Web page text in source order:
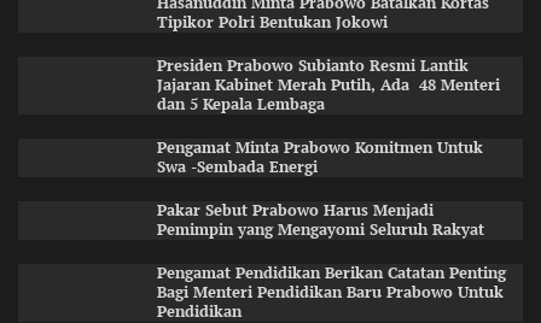
Tipikor Polri Bentukan Jokowi
Presiden Prabowo Subianto Resmi Lantik
Jajaran Kabinet Merah Putih, Ada 48 Menteri
dan 5 Kepala Lembaga
Pengamat Minta Prabowo Komitmen Untuk
Swa -Sembada Energi
Pakar Sebut Prabowo Harus Menjadi
Pemimpin yang Mengayomi Seluruh Rakyat
Pengamat Pendidikan Berikan Catatan Penting
Bagi Menteri Pendidikan Baru Prabowo Untuk
Pendidikan